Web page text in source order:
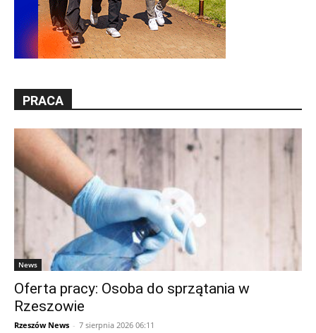
PRACA
News
Oferta pracy: Osoba do sprzątania w
Rzeszowie
Rzeszów News - 7 sierpnia 2026 06:11